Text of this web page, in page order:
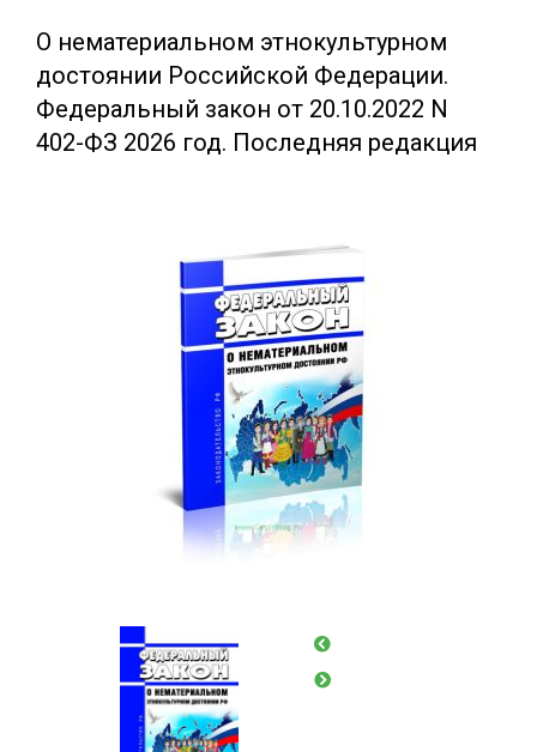
О нематериальном этнокультурном
достоянии Российской Федерации.
Федеральный закон от 20.10.2022 N
402-ФЗ 2026 год. Последняя редакция